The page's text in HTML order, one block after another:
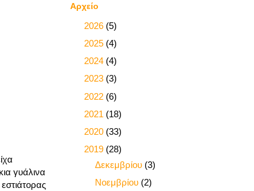
γυάλινα
Αρχείο
2026 (5)
2025 (4)
2024 (4)
2023 (3)
2022 (6)
2021 (18)
2020 (33)
2019 (28)
Δεκεμβρίου (3)
Νοεμβρίου (2)